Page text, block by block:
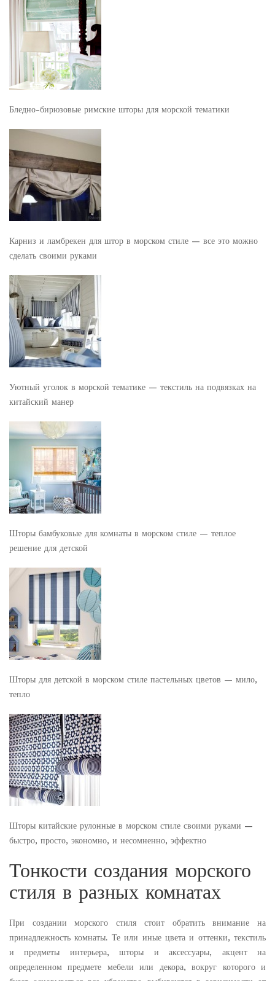
Бледно-бирюзовые римские шторы для морской тематики
Карниз и ламбрекен для штор в морском стиле — все это можно
сделать своими руками
Уютный уголок в морской тематике — текстиль на подвязках на
китайский манер
Шторы бамбуковые для комнаты в морском стиле — теплое
решение для детской
Шторы для детской в морском стиле пастельных цветов — мило,
тепло
Шторы китайские рулонные в морском стиле своими руками —
быстро, просто, экономно, и несомненно, эффектно
Тонкости создания морского
стиля в разных комнатах
При создании морского стиля стоит обратить внимание на
принадлежность комнаты. Те или иные цвета и оттенки, текстиль
и предметы интерьера, шторы и аксессуары, акцент на
определенном предмете мебели или декора, вокруг которого и